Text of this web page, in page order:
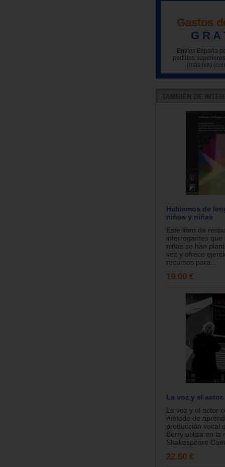
Gastos
G R A
Envíos España
pedidos
(más iva)
Hablamos de
niños y niñas
Este libro da
interrogantes que
niñas se han
vez y ofrece
recursos para...
19.00 €
La voz y el actor.
La voz y el actor
método de
producción vocal
Berry utiliza en la
Shakespeare
22.50 €